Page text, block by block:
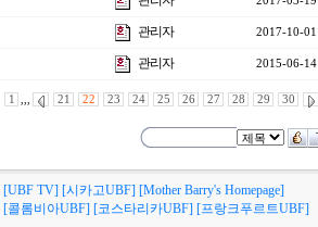
관리자 2017-10-01
관리자 2015-06-14
1 ,,, 21 22 23 24 25 26 27 28 29 30
[UBF TV] [시카고UBF] [Mother Barry's Homepage]
[콜롬비아UBF] [코스타리카UBF] [프랑크푸르트UBF]